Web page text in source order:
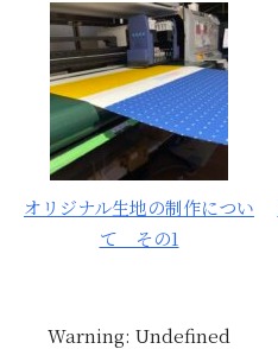
オリジナル生地の制作につい
て その1
Warning: Undefined